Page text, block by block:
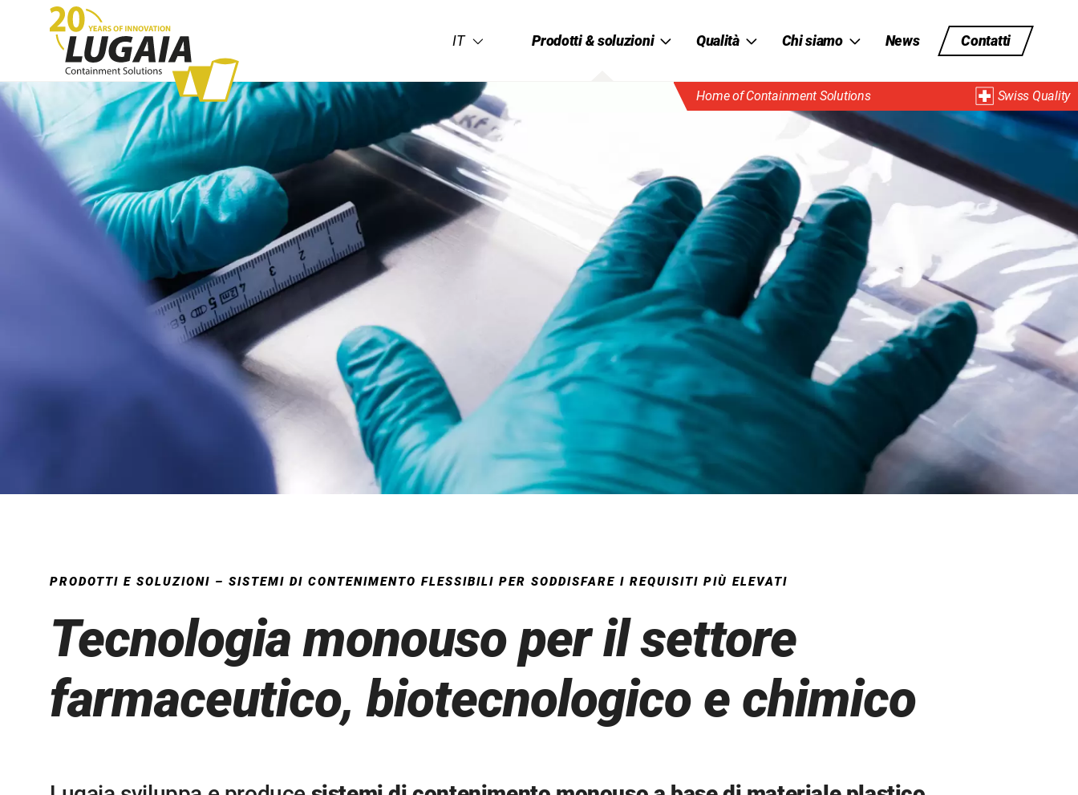
IT Prodotti & soluzioni
Sistema Continuous Liner Sistema TransferBag
Sistema di chiusura
SafeSeal
Qualità
Produzione &
della Qualità (SGQ)
Responsabilità
aziendale
Sostenibilità
Chi siamo
Storia
I nostri clienti
Fiere
FAQ | Domande
frequenti
Brochure prodotti
Offerte di lavoro
News Contatti
Home of Containment Solutions Swiss Quality
PRODOTTI E SOLUZIONI – SISTEMI DI CONTENIMENTO FLESSIBILI PER SODDISFARE I REQUISITI PIÙ ELEVATI
Tecnologia monouso per il settore
farmaceutico, biotecnologico e chimico